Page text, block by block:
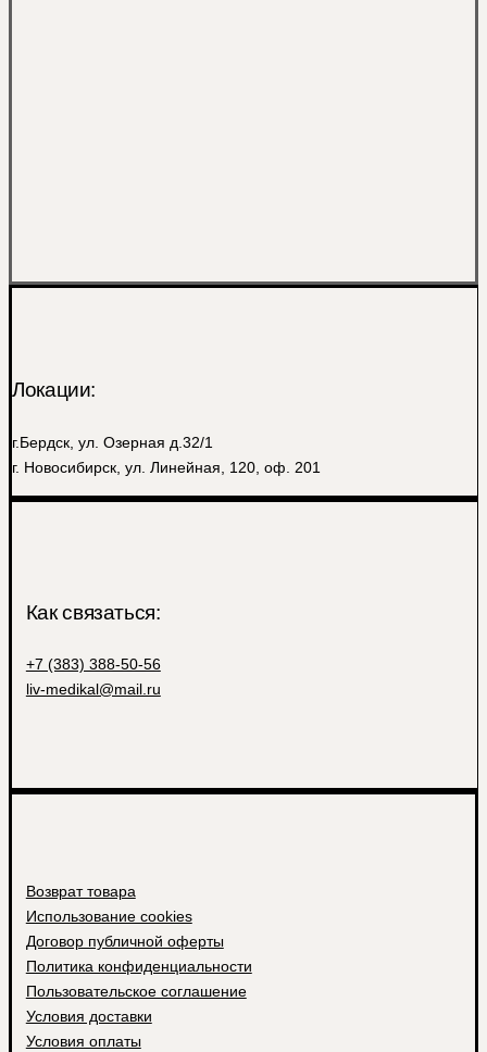
Локации:
г.Бердск, ул. Озерная д.32/1
г. Новосибирск, ул. Линейная, 120, оф. 201
Как связаться:
+7 (383) 388-50-56
liv-medikal@mail.ru
Возврат товара
Использование cookies
Договор публичной оферты
Политика конфиденциальности
Пользовательское соглашение
Условия доставки
Условия оплаты